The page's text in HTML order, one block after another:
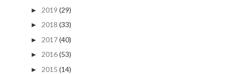
► 2019 (29)
► 2018 (33)
► 2017(40)
► 2016(53)
► 2015 (14)